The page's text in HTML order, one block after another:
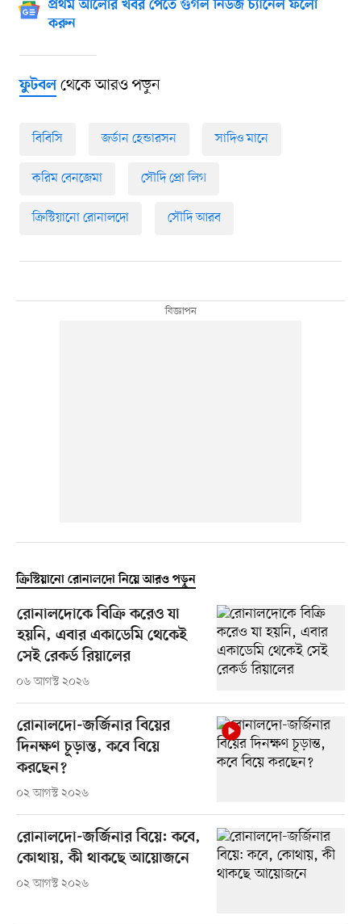
প্রথম আলোর খবর পেতে গুগল নিউজ চ্যানেল ফলো
করুন
ফুটবলথেকে আরও পড়ুন
বিবিসি জর্ডান হেন্ডারসন সাদিও মানে
করিম বেনজেমা সৌদি প্রো লিগ
ক্রিস্টিয়ানো রোনালদো সৌদি আরব
ক্রিস্টিয়ানো রোনালদো নিয়ে আরও পড়ুন
রোনালদোকে বিক্রি করেও যা
হয়নি, এবার একাডেমি থেকেই
সেই রেকর্ড রিয়ালের
০৬ আগস্ট ২০২৬
রোনালদো-জর্জিনার বিয়ের
দিনক্ষণ চূড়ান্ত, কবে বিয়ে
করছেন?
০২ আগস্ট ২০২৬
রোনালদো-জর্জিনার বিয়ে: কবে,
কোথায়, কী থাকছে আয়োজনে
০২ আগস্ট ২০২৬